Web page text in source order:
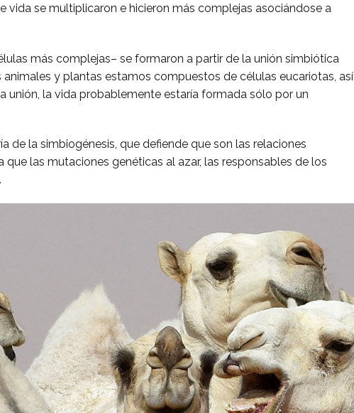
vida se multiplicaron e hicieron más complejas asociándose a
más complejas– se formaron a partir de la unión simbiótica
y plantas estamos compuestos de células eucariotas, así
unión, la vida probablemente estaría formada sólo por un
de la simbiogénesis, que defiende que son las relaciones
las mutaciones genéticas al azar, las responsables de los